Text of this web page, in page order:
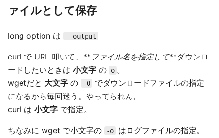
ァイルとして保存
long option は --output
curl で URL 叩いて、** ファイル名を指定して**ダウンロ
ードしたいときは 小文字 の o 。
wgetだと 大文字 の -O
でダウンロードファイルの指定
になるから毎回迷う。やってられん。
curl は 小文字 で指定。
ちなみに wget で小文字の -o
はログファイルの指定。